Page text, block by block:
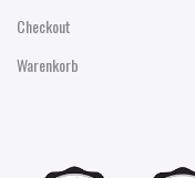
Checkout
Warenkorb